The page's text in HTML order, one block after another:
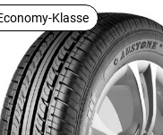
Klasse